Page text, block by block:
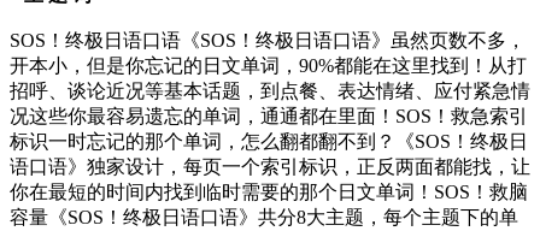
SOS！终极日语口语《SOS！终极日语口语》虽然页数不多，
开本小，但是你忘记的日文单词，90%都能在这里找到！从打
招呼、谈论近况等基本话题，到点餐、表达情绪、应付紧急情
况这些你最容易遗忘的单词，通通都在里面！SOS！救急索引
标识一时忘记的那个单词，怎么翻都翻不到？《SOS！终极日
语口语》独家设计，每页一个索引标识，正反两面都能找，让
你在最短的时间内找到临时需要的那个日文单词！SOS！救脑
容量《SOS！终极日语口语》共分8大主题，每个主题下的单